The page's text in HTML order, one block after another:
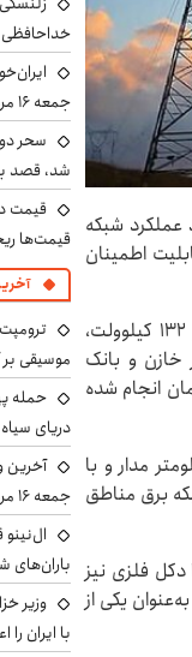
عملکرد شبکه
اطمینان
در بخش نخست این طرح، پست ۱۳۲/۲۰ کیلوولت مهران با تجهیزات فنی شامل یک فیدر ۱۳۲ کیلوولت،
یک فیدر خازن و بانک
پروژه با سرمایه‌گذاری حدود ۴۰۰ میلیارد تومان انجام شده
خطوط جدید تأمین برق پایانه مرزی مهران به طول حدود ۳۵ کیلومتر مدار و با
۱۳۲ کیلوولت و تقویت شبکه برق مناطق
در ادامه، خط دومداره ۱۳۲ کیلوولت به طول ۶ کیلومتر با استفاده از هادی لینکس و نصب ۱۹ دکل فلزی نیز
اجرا، به‌عنوان یکی از
خداحافظی
جمعه ۱۶ مرداد ۱۴۰۵
سحر
شد، قصد
قیمت‌ها
ترومپت
موسیقی
حمله
دریای سیاه
آخرین
جمعه ۱۶ مرداد مشخص شد
باران‌های
وزیر
با ایران را